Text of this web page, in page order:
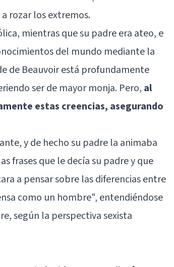
rozar los extremos.
mientras que su padre era ateo, e
del mundo mediante la
de Beauvoir está profundamente
ser de mayor monja. Pero, al
estas creencias, asegurando
y de hecho su padre la animaba
frases que le decía su padre y que
a pensar sobre las diferencias entre
como un hombre", entendiéndose
según la perspectiva sexista